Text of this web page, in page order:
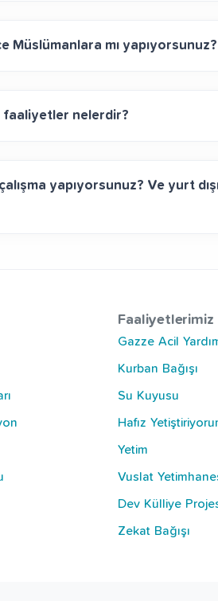
Müslümanlara mı yapıyorsunuz?
faaliyetler nelerdir?
yapıyorsunuz? Ve yurt
Faaliyetlerimiz
Gazze Acil
Kurban Bağışı
Su Kuyusu
Hafız
Yetim
Vuslat
Dev Külliye
Zekat Bağışı